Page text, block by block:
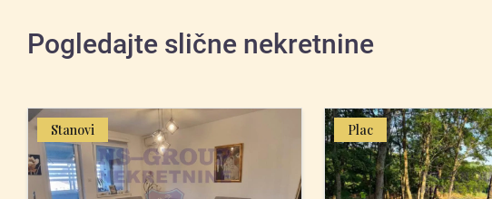
Pogledajte slične nekretnine
Stanovi Plac